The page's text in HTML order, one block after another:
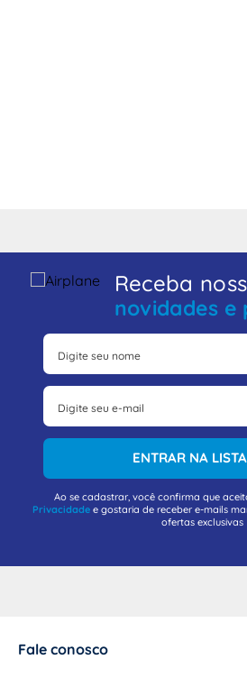
Receba
novidades e
ENTRAR NA
Ao se cadastrar, você confirma que
Privacidadee gostaria de receber e-mails
ofertas exclusivas
Fale conosco